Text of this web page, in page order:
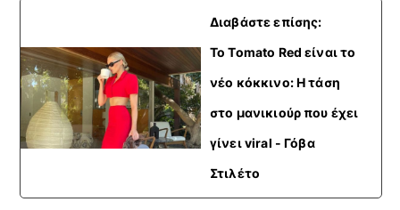
Διαβάστε επίσης:
To Tomato Red είναι το
νέο κόκκινο: Η τάση
στο μανικιούρ που έχει
γίνει viral - Γόβα
Στιλέτο